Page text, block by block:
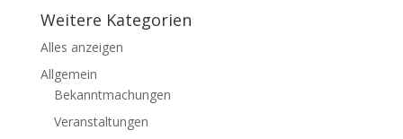
Weitere Kategorien
Alles anzeigen
Allgemein
Bekanntmachungen
Veranstaltungen